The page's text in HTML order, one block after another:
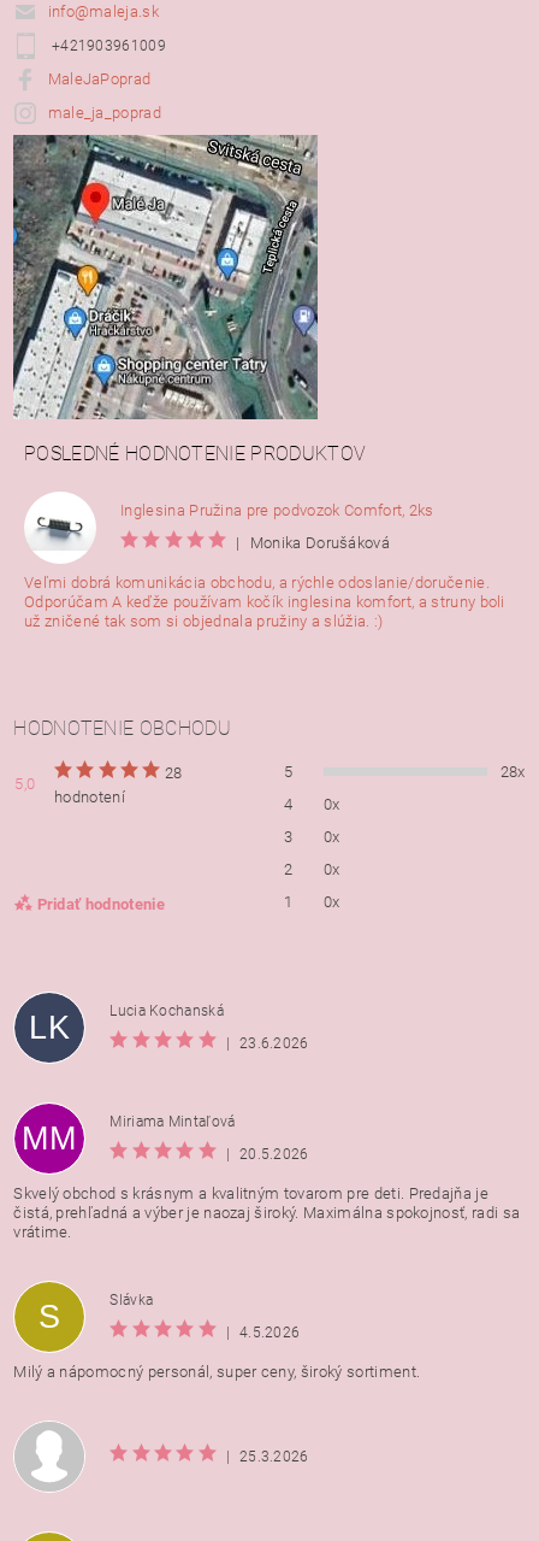
info@maleja.sk
+421903961009
MaleJaPoprad
male_ja_poprad
POSLEDNÉ HODNOTENIE PRODUKTOV
Inglesina Pružina pre podvozok Comfort, 2ks
|
Monika Dorušáková
Veľmi dobrá komunikácia obchodu, a rýchle odoslanie/doručenie.
Odporúčam A keďže používam kočík inglesina komfort, a struny boli
už zničené tak som si objednala pružiny a slúžia. :)
HODNOTENIE OBCHODU
5,0
28
hodnotení
Pridať hodnotenie
5
28x
4
0x
3
0x
2
0x
1
0x
Vložením hodnotenie súhlasíte s
osobných údajov
LK
Lucia Kochanská
|
23.6.2026
MM
Miriama Mintaľová
|
20.5.2026
Skvelý obchod s krásnym a kvalitným tovarom pre deti. Predajňa je
čistá, prehľadná a výber je naozaj široký. Maximálna spokojnosť, radi sa
vrátime.
S
Slávka
|
4.5.2026
Milý a nápomocný personál, super ceny, široký sortiment.
| 25.3.2026